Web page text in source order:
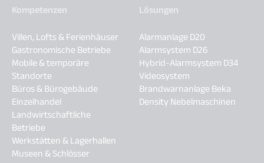
Kompetenzen
Villen, Lofts & Ferienhäuser
Gastronomische Betriebe
Mobile & temporäre
Standorte
Büros & Bürogebäude
Einzelhandel
Landwirtschaftliche
Betriebe
Werkstätten & Lagerhallen
Museen & Schlösser
Lösungen
Alarmanlage D20
Alarmsystem D26
Hybrid-Alarmsystem D34
Videosystem
Brandwarnanlage Beka
Density Nebelmaschinen